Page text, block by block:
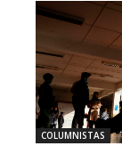
COLUMNISTAS